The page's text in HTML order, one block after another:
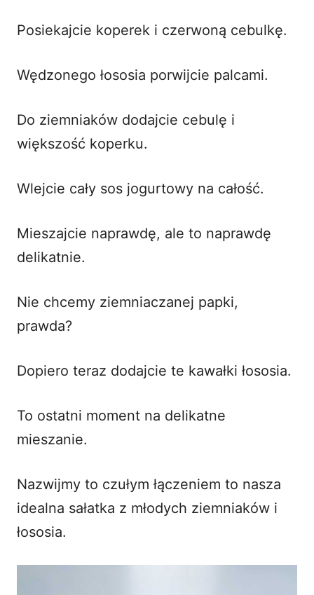
Posiekajcie koperek i czerwoną cebulkę.
Wędzonego łososia porwijcie palcami.
Do ziemniaków dodajcie cebulę i
większość koperku.
Wlejcie cały sos jogurtowy na całość.
Mieszajcie naprawdę, ale to naprawdę
delikatnie.
Nie chcemy ziemniaczanej papki,
prawda?
Dopiero teraz dodajcie te kawałki łososia.
To ostatni moment na delikatne
mieszanie.
Nazwijmy to czułym łączeniem to nasza
idealna sałatka z młodych ziemniaków i
łososia.